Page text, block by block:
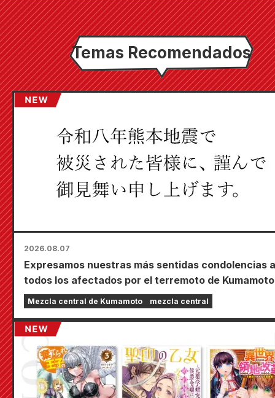
Temas Recomendados
2026.08.07
Expresamos nuestras más sentidas condolencias a
todos los afectados por el terremoto de
2026.
Mezcla central de Kumamoto mezcla central